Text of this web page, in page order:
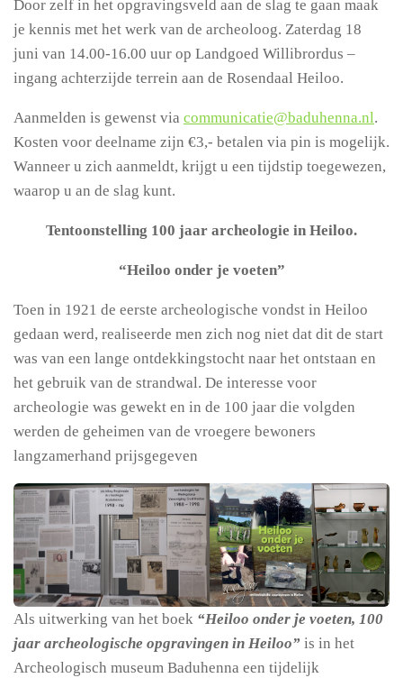
Door zelf in het opgravingsveld aan de slag te gaan maak
je kennis met het werk van de archeoloog. Zaterdag 18
juni van 14.00-16.00 uur op Landgoed Willibrordus –
ingang achterzijde terrein aan de Rosendaal Heiloo.
Aanmelden is gewenst via communicatie@baduhenna.nl.
Kosten voor deelname zijn €3,- betalen via pin is mogelijk.
Wanneer u zich aanmeldt, krijgt u een tijdstip toegewezen,
waarop u an de slag kunt.
Tentoonstelling 100 jaar archeologie in Heiloo.
“Heiloo onder je voeten”
Toen in 1921 de eerste archeologische vondst in Heiloo
gedaan werd, realiseerde men zich nog niet dat dit de start
was van een lange ontdekkingstocht naar het ontstaan en
het gebruik van de strandwal. De interesse voor
archeologie was gewekt en in de 100 jaar die volgden
werden de geheimen van de vroegere bewoners
langzamerhand prijsgegeven
Als uitwerking van het boek “Heiloo onder je voeten, 100
jaar archeologische opgravingen in Heiloo” is in het
Archeologisch museum Baduhenna een tijdelijk